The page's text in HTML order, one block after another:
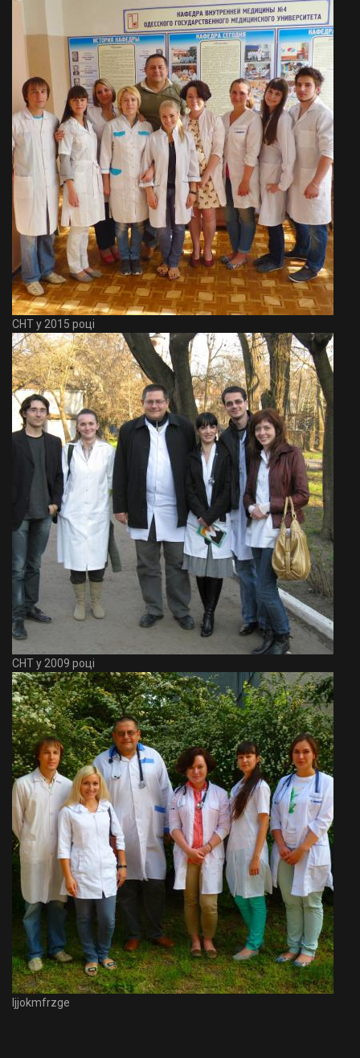
СНТ у 2015 році
СНТ у 2009 році
Ijjokmfrzge